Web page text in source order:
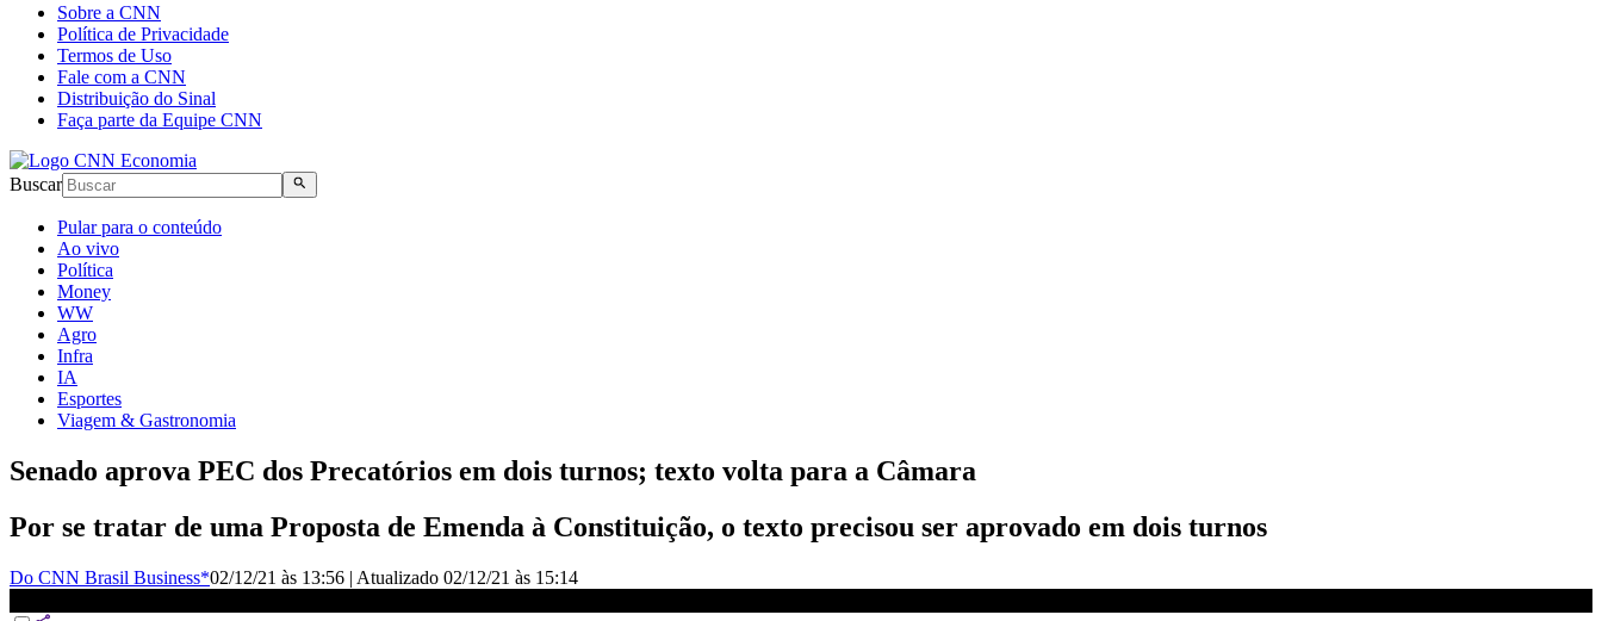
Sobre a CNN
Política de Privacidade
Termos de Uso
Fale com a CNN
Distribuição do Sinal
Faça parte da Equipe CNN
Buscar
Pular para o conteúdo
Ao vivo
Política
Money
WW
Agro
Infra
IA
Esportes
Viagem & Gastronomia
Senado aprova PEC dos Precatórios em dois turnos; texto volta para a Câmara
Por se tratar de uma Proposta de Emenda à Constituição, o texto precisou ser aprovado em dois turnos
Do CNN Brasil Business*02/12/21 às 13:56 | Atualizado 02/12/21 às 15:14